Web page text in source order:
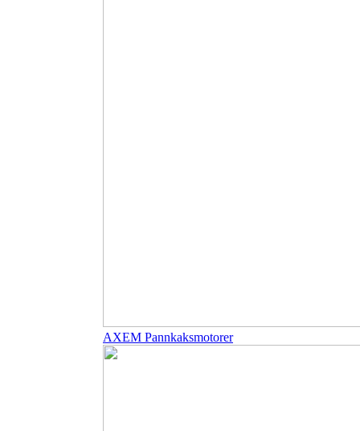
AXEM Pannkaksmotorer